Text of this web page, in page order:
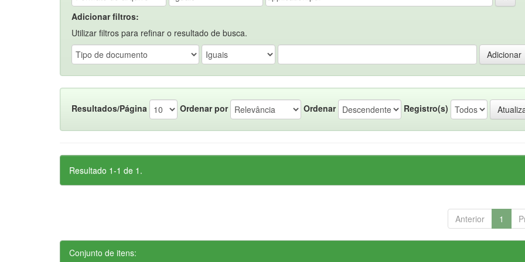
Adicionar filtros:
Utilizar filtros para refinar o resultado de busca.
Resultados/Página Ordenar por Ordenar Registro(s)
Resultado 1-1 de 1.
Anterior 1
Conjunto de itens: